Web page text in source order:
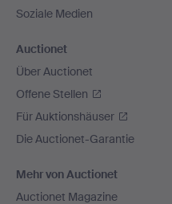
Soziale Medien
Auctionet
Über Auctionet
Offene Stellen
Für Auktionshäuser
Die Auctionet-Garantie
Mehr von Auctionet
Auctionet Magazine